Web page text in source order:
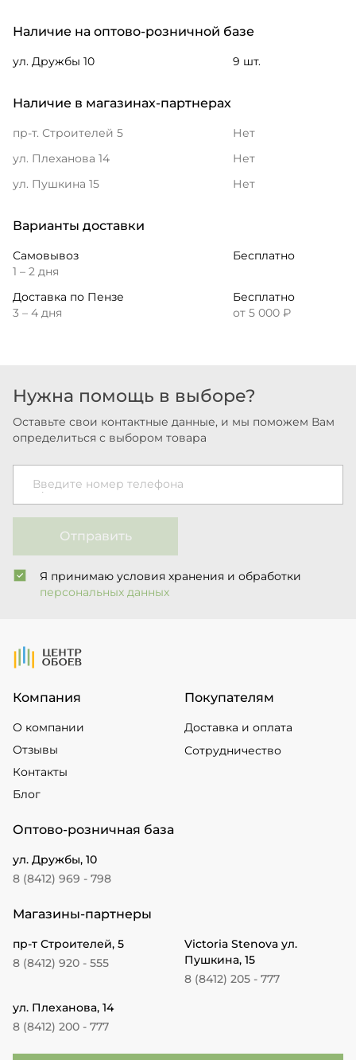
Наличие на оптово-розничной базе
ул. Дружбы 10 9 шт.
Наличие в магазинах-партнерах
пр-т. Строителей 5
Нет
ул. Плеханова 14
Нет
ул. Пушкина 15
Нет
Варианты доставки
Самовывоз
1 – 2 дня
Бесплатно
Доставка по Пензе
3 – 4 дня
Бесплатно
от 5 000 ₽
Нужна помощь в выборе?
Оставьте свои контактные данные, и мы поможем Вам
определиться с выбором товара
Введите номер телефона
Отправить
Я принимаю условия хранения и обработки
персональных данных
На Главную
Компания
О компании
Отзывы
Контакты
Блог
Покупателям
Доставка и оплата
Сотрудничество
Оптово-розничная база
ул. Дружбы, 10
8 (8412) 969 - 798
Магазины-партнеры
пр-т Строителей, 5
8 (8412) 920 - 555
Victoria Stenova ул.
Пушкина, 15
8 (8412) 205 - 777
ул. Плеханова, 14
8 (8412) 200 - 777